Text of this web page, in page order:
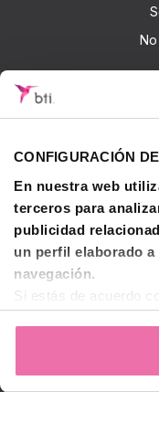
CONFIGURACIÓN
En nuestra web
terceros para
publicidad
un perfil elaborado
navegación.
Si estás de acuerdo
BTI